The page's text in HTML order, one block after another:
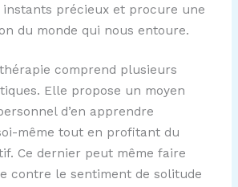
instants précieux et procure une
du monde qui nous entoure.
comprend plusieurs
Elle propose un moyen
d’en apprendre
même tout en profitant du
Ce dernier peut même faire
contre le sentiment de solitude